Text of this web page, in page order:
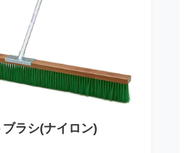
ブラシ(ナイロン)